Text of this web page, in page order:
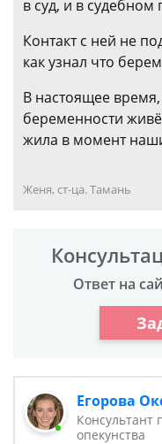
в суд, и в судебном
Контакт с ней не
как узнал что
В настоящее
беременности
жила в момент
Женя, ст-ца. Тамань
Ответ на
Егорова
Консультант
опекунства